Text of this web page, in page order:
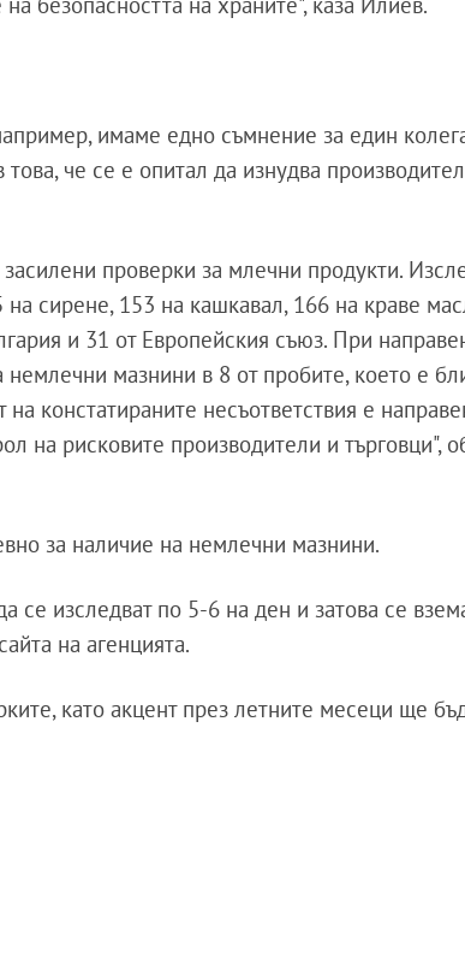
имаме едно съмнение за един
че се е опитал да изнудва
проверки за млечни продукти.
на сирене, 153 на кашкавал, 166 на краве
и 31 от Европейския съюз. При
мазнини в 8 от пробите, което е
констатираните несъответствия е
на рисковите производители и търговци",
за наличие на немлечни мазнини.
се изследват по 5-6 на ден и затова се
на агенцията.
като акцент през летните месеци ще